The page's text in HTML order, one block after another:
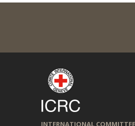
INTERNATIONAL COMMITTEE